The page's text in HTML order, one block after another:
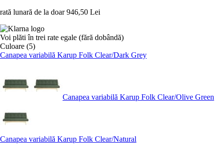
rată lunară de la doar 946,50 Lei
Voi plăti în trei rate egale (fără dobândă)
Culoare (5)
Canapea variabilă Karup Folk Clear/Dark Grey
Canapea variabilă Karup Folk Clear/Olive Green
Canapea variabilă Karup Folk Clear/Natural